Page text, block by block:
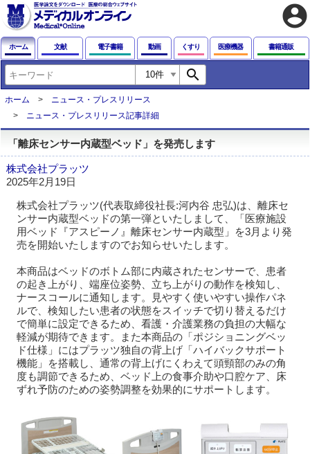
account_circle
ホーム 文献 電子書籍 動画 くすり 医療機器 書籍通販
search
ホーム
ニュース・プレスリリース
ニュース・プレスリリース記事詳細
「離床センサー内蔵型ベッド」を発売します
株式会社プラッツ
2025年2月19日
株式会社プラッツ(代表取締役社長:河内谷 忠弘)は、離床セ
ンサー内蔵型ベッドの第一弾といたしまして、「医療施設
用ベッド『アスピーノ』離床センサー内蔵型」を3月より発
売を開始いたしますのでお知らせいたします。
本商品はベッドのボトム部に内蔵されたセンサーで、患者
の起き上がり、端座位姿勢、立ち上がりの動作を検知し、
ナースコールに通知します。見やすく使いやすい操作パネ
ルで、検知したい患者の状態をスイッチで切り替えるだけ
で簡単に設定できるため、看護・介護業務の負担の大幅な
軽減が期待できます。また本商品の「ポジショニングベッ
ド仕様」にはプラッツ独自の背上げ「ハイバックサポート
機能」を搭載し、通常の背上げにくわえて頭頸部のみの角
度も調節できるため、ベッド上の食事介助や口腔ケア、床
ずれ予防のための姿勢調整を効果的にサポートします。